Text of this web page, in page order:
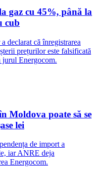
gaz cu 45%, până la
cub
declarat că înregistrarea
prețurilor este falsificată
jurul Energocom.
Moldova poate să se
lei
de import a
iar ANRE deja
Energocom.